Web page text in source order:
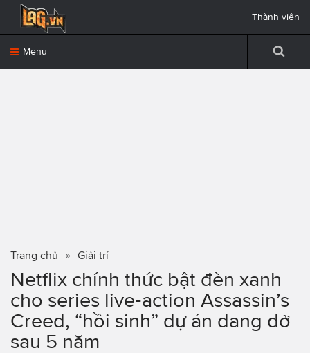
Menu
Thành viên
Trang chủ Giải trí
Netflix chính thức bật đèn xanh
cho series live‑action Assassin’s
Creed, “hồi sinh” dự án dang dở
sau 5 năm